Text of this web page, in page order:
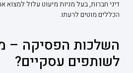
דיני חברות, בעל מניות מיעוט עלול
הכללים מוטים לרעתו.
השלכות הפסיקה –
לשותפים עסקיים?